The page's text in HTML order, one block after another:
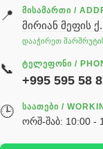
ძრავის ზეთი
реек
სხადასხვა
📍 ᲛᲘᲡᲐᲛᲐᲠᲗᲘ /
მირიან მეფის
დააჭირეთ
📞 ᲢᲔᲚᲔᲤᲝᲜᲘ /
+995 595 58
🕒 ᲡᲐᲐᲗᲔᲑᲘ /
ორშ-შაბ: 10:00 -